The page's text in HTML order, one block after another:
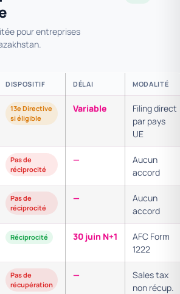
pour entreprises
DISPOSITIF DÉLAI MODALITÉ
13e Directive
si éligible
Variable
Filing direct
par pays
UE
Pas de
réciprocité
—
Aucun
accord
Pas de
réciprocité
—
Aucun
accord
Réciprocité 30 juin N+1
AFC Form
1222
Pas de
récupération
—
Sales tax
non récup.